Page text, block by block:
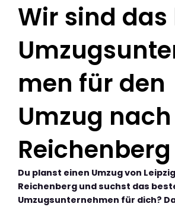
Wir sind das
men für den
Umzug nach
Reichenberg
Du planst einen Umzug von
Reichenberg und suchst das
Umzugsunternehmen für dich?